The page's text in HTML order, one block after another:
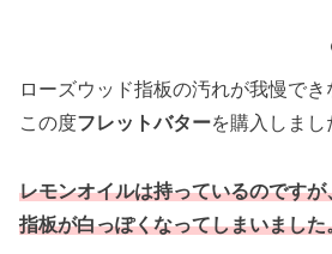
ローズウッド指板の汚れが我慢でき
この度フレットバターを購入しまし
レモンオイルは持っているのです
指板が白っぽくなってしまいました